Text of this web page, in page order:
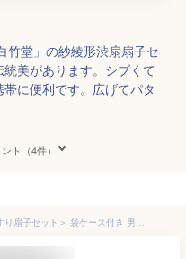
竹堂」の紗綾形渋扇扇子セ
美があります。シブくて
に便利です。広げてパタ
ト（4件）
扇子 メンズ ＜【桐箱入り】つむぎかすり扇子セット＞ 袋ケース付き 男性用 父の日 退職祝い 名入れ 父親 お父さん 誕生日 プレゼント ギフト 記念日 周年記念 お祝い 名前入り おしゃれ 実用的 人気 30代 40代 50代 紳士 通勤 丈夫 送料無料【京都老舗 扇子の白竹堂】